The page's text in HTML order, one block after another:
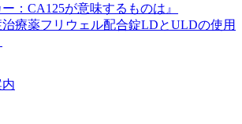
ー：CA125が意味するものは』
治療薬フリウェル配合錠LDとULDの使用